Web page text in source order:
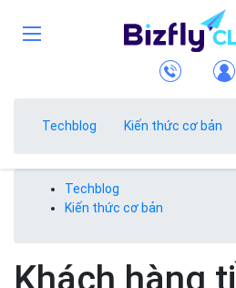
Techblog Kiến thức cơ bản
Techblog
Kiến thức cơ bản